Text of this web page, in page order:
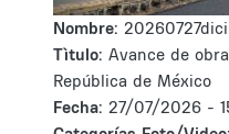
Nombre:
Tìtulo: Avance de
República de México
Fecha: 27/07/2026 -